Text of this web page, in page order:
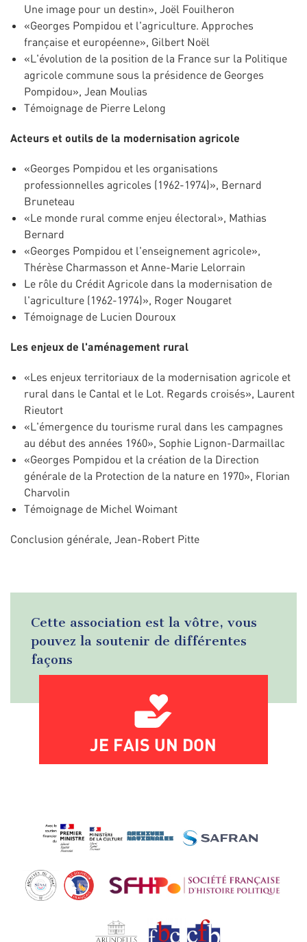
Une image pour un destin», Joël Fouilheron
«Georges Pompidou et l'agriculture. Approches
française et européenne», Gilbert Noël
«L'évolution de la position de la France sur la Politique
agricole commune sous la présidence de Georges
Pompidou», Jean Moulias
Témoignage de Pierre Lelong
Acteurs et outils de la modernisation agricole
«Georges Pompidou et les organisations
professionnelles agricoles (1962-1974)», Bernard
Bruneteau
«Le monde rural comme enjeu électoral», Mathias
Bernard
«Georges Pompidou et l'enseignement agricole»,
Thérèse Charmasson et Anne-Marie Lelorrain
Le rôle du Crédit Agricole dans la modernisation de
l'agriculture (1962-1974)», Roger Nougaret
Témoignage de Lucien Douroux
Les enjeux de l'aménagement rural
«Les enjeux territoriaux de la modernisation agricole et
rural dans le Cantal et le Lot. Regards croisés», Laurent
Rieutort
«L'émergence du tourisme rural dans les campagnes
au début des années 1960», Sophie Lignon-Darmaillac
«Georges Pompidou et la création de la Direction
générale de la Protection de la nature en 1970», Florian
Charvolin
Témoignage de Michel Woimant
Conclusion générale, Jean-Robert Pitte
Cette association est la vôtre, vous
pouvez la soutenir de différentes
façons
JE FAIS UN DON